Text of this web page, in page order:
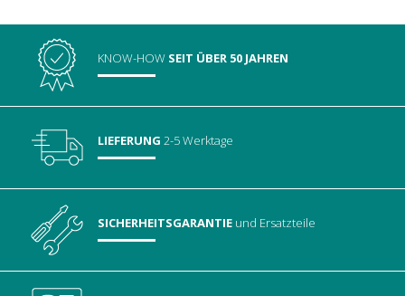
KNOW-HOW SEIT ÜBER 50 JAHREN
LIEFERUNG 2-5 Werktage
SICHERHEITSGARANTIE und Ersatzteile